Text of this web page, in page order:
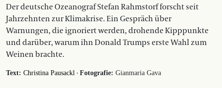
Der deutsche Ozeanograf Stefan Rahmstorf forscht seit
Jahrzehnten zur Klimakrise. Ein Gespräch über
Warnungen, die ignoriert werden, drohende Kipppunkte
und darüber, warum ihn Donald Trumps erste Wahl zum
Weinen brachte.
Text: Christina Pausackl · Fotografie: Gianmaria Gava